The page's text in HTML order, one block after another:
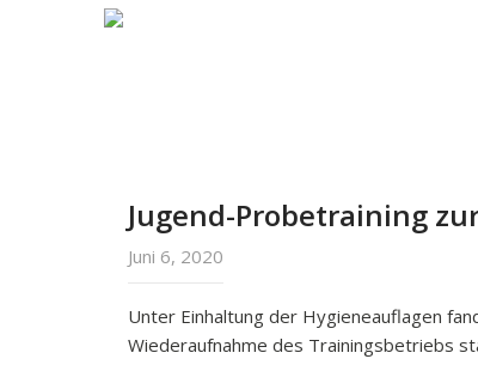
Jugend-Probetraining
Juni 6, 2020
Unter Einhaltung der Hygieneauflagen
Wiederaufnahme des Trainingsbetriebs